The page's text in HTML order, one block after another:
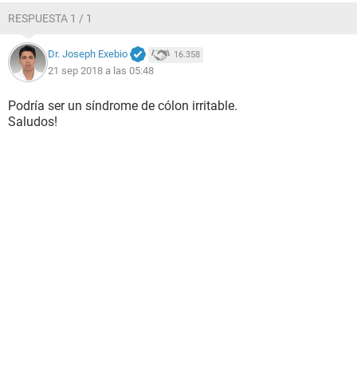
RESPUESTA 1 / 1
Dr. Joseph Exebio 16.358
21 sep 2018 a las 05:48
Podría ser un síndrome de cólon irritable.
Saludos!